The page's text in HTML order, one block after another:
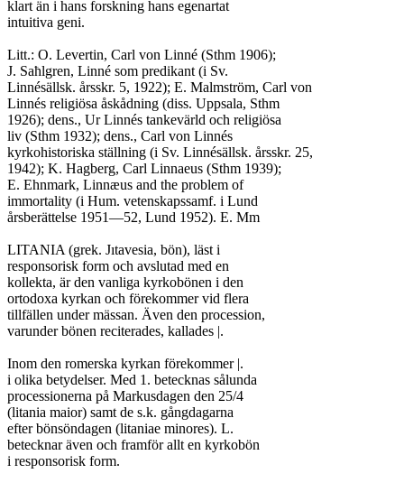
klart än i hans forskning hans egenartat
intuitiva geni.
Litt.: O. Levertin, Carl von Linné (Sthm 1906);
J. Saħlgren, Linné som predikant (i Sv.
Linnésällsk. årsskr. 5, 1922); E. Malmström, Carl von
Linnés religiösa åskådning (diss. Uppsala, Sthm
1926); dens., Ur Linnés tankevärld och religiösa
liv (Sthm 1932); dens., Carl von Linnés
kyrkohistoriska ställning (i Sv. Linnésällsk. årsskr. 25,
1942); K. Hagberg, Carl Linnaeus (Sthm 1939);
E. Ehnmark, Linnæus and the problem of
immortality (i Hum. vetenskapssamf. i Lund
årsberättelse 1951—52, Lund 1952). E. Mm
LITANIA (grek. Jıtavesia, bön), läst i
responsorisk form och avslutad med en
kollekta, är den vanliga kyrkobönen i den
ortodoxa kyrkan och förekommer vid flera
tillfällen under mässan. Även den procession,
varunder bönen reciterades, kallades |.
Inom den romerska kyrkan förekommer |.
i olika betydelser. Med 1. betecknas sålunda
processionerna på Markusdagen den 25/4
(litania maior) samt de s.k. gångdagarna
efter bönsöndagen (litaniae minores). L.
betecknar även och framför allt en kyrkobön
i responsorisk form.